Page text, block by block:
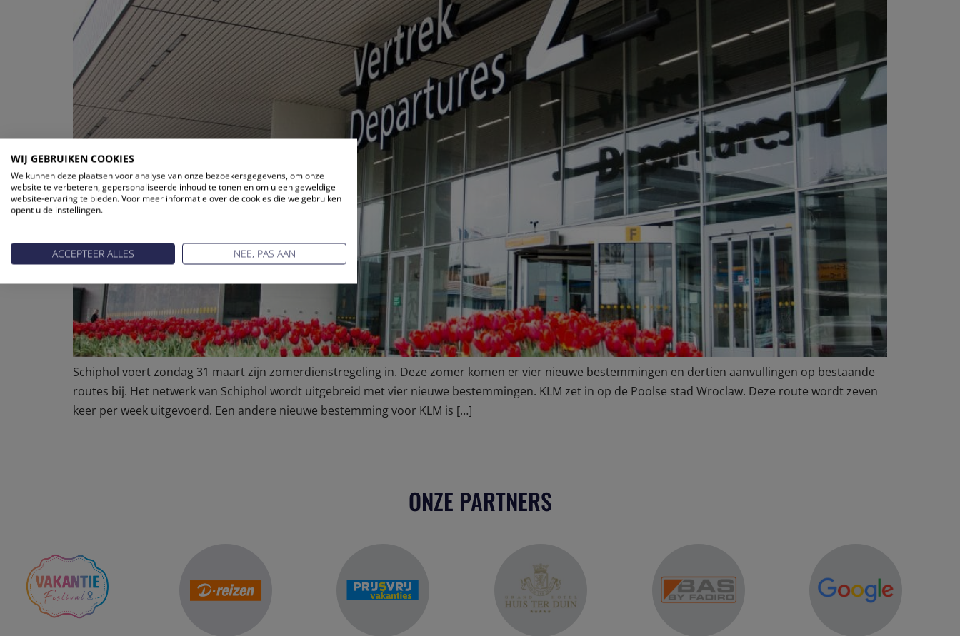
Schiphol voert zondag 31 maart zijn zomerdienstregeling in. Deze zomer komen er vier nieuwe bestemmingen en dertien aanvullingen op bestaande
routes bij. Het netwerk van Schiphol wordt uitgebreid met vier nieuwe bestemmingen. KLM zet in op de Poolse stad Wroclaw. Deze route wordt zeven
keer per week uitgevoerd. Een andere nieuwe bestemming voor KLM is […]
ONZE PARTNERS
WIJ GEBRUIKEN COOKIES
We kunnen deze plaatsen voor analyse van onze bezoekersgegevens, om onze
website te verbeteren, gepersonaliseerde inhoud te tonen en om u een geweldige
website-ervaring te bieden. Voor meer informatie over de cookies die we gebruiken
opent u de instellingen.
ACCEPTEER ALLES NEE, PAS AAN